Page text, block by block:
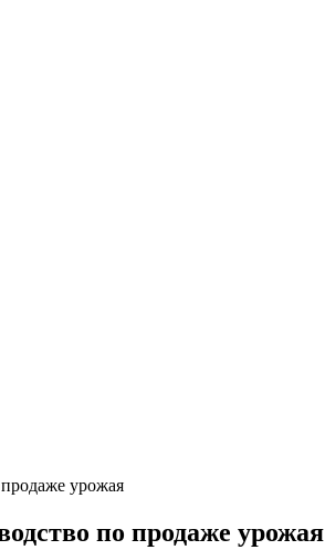
урожая
по продаже урожая